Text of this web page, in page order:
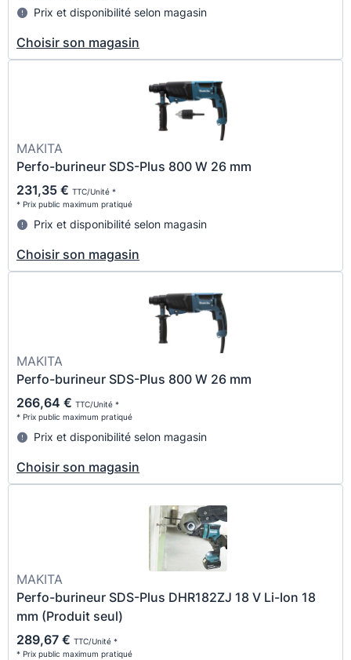
Prix et disponibilité selon magasin
Choisir son magasin
MAKITA
Perfo-burineur SDS-Plus 800 W 26 mm
231,35 € TTC/Unité *
* Prix public maximum pratiqué
Prix et disponibilité selon magasin
Choisir son magasin
MAKITA
Perfo-burineur SDS-Plus 800 W 26 mm
266,64 € TTC/Unité *
* Prix public maximum pratiqué
Prix et disponibilité selon magasin
Choisir son magasin
MAKITA
Perfo-burineur SDS-Plus DHR182ZJ 18 V Li-Ion 18
mm (Produit seul)
289,67 € TTC/Unité *
* Prix public maximum pratiqué